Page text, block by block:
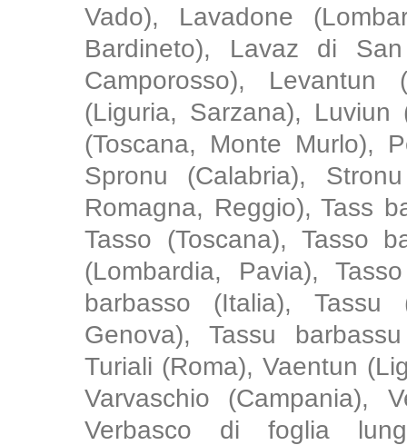
Vado), Lavadone
Bardineto), Lavaz di
Camporosso), Levantun
(Liguria, Sarzana),
(Toscana, Monte Murlo),
Spronu (Calabria),
Romagna, Reggio), Tass
Tasso (Toscana), Tasso
(Lombardia, Pavia),
barbasso (Italia), Tassu
Genova), Tassu
Turiali (Roma), Vaentun
Varvaschio (Campania),
Verbasco di foglia